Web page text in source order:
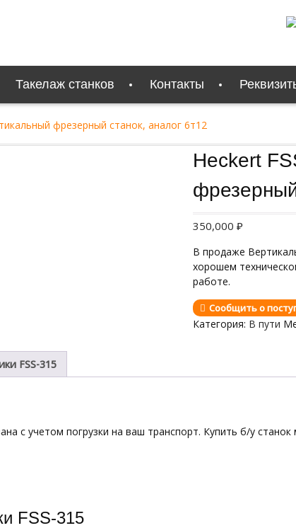
Такелаж станков Контакты
фрезерный станок, аналог 6т12
Heckert
350,000 ₽
В продаже
хорошем
работе.
Сообщить о
Категория: В пути
FSS-315
с учетом погрузки на ваш транспорт. Купить б/у
FSS-315